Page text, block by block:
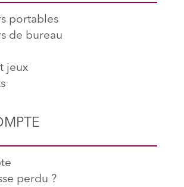
portables
de bureau
jeux
perdu ?